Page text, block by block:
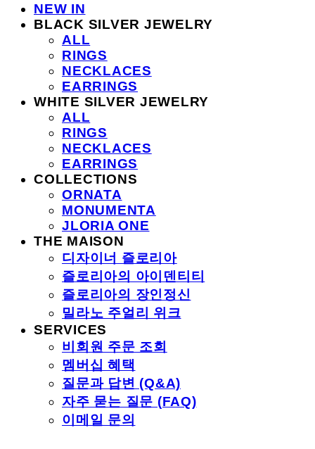
NEW IN
BLACK SILVER JEWELRY
ALL
RINGS
NECKLACES
EARRINGS
WHITE SILVER JEWELRY
ALL
RINGS
NECKLACES
EARRINGS
COLLECTIONS
ORNATA
MONUMENTA
JLORIA ONE
THE MAISON
디자이너 즐로리아
즐로리아의 아이덴티티
즐로리아의 장인정신
밀라노 주얼리 위크
SERVICES
비회원 주문 조회
멤버십 혜택
질문과 답변 (Q&A)
자주 묻는 질문 (FAQ)
이메일 문의